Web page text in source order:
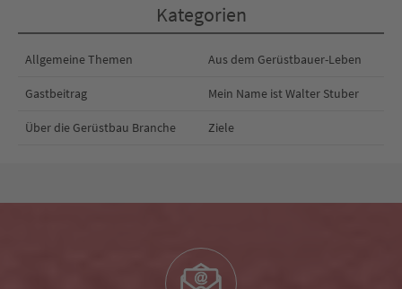
Kategorien
Allgemeine Themen Aus dem Gerüstbauer-Leben
Gastbeitrag Mein Name ist Walter Stuber
Über die Gerüstbau Branche Ziele